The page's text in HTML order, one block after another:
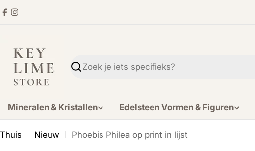
Ga
inhoud
Facebook
Instagram
Zoekopdracht
Mineralen & Kristallen Edelsteen Vormen & Figuren
Thuis Nieuw Phoebis Philea op print in lijst